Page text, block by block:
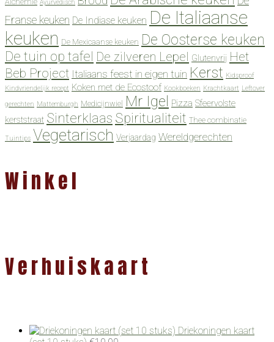
Ayurvedisch
Franse keuken De Indiase keuken De Italiaanse
keuken De Mexicaanse keuken De Oosterse keuken
De tuin op tafel De zilveren Lepel Glutenvrij Het
Beb Project Italiaans feest in eigen tuin Kerst Kidsproof
Kindvriendelijk recept Koken met de Ecostoof Kookboeken Krachtkaart Leftover
gerechten Mattemburgh Medicijnwiel Mr Igel Pizza Sfeervolste
kerststraat Sinterklaas Spiritualiteit Thee combinatie
Tuintips Vegetarisch Verjaardag Wereldgerechten
Winkel
Verhuiskaart
Driekoningen kaart